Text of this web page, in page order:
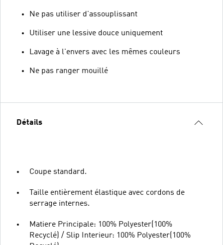
Ne pas utiliser d'assouplissant
Utiliser une lessive douce uniquement
Lavage à l'envers avec les mêmes couleurs
Ne pas ranger mouillé
Détails
Coupe standard.
Taille entièrement élastique avec cordons de
serrage internes.
Matiere Principale: 100% Polyester(100%
Recyclé) / Slip Interieur: 100% Polyester(100%